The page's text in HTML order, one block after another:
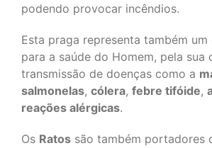
podendo provocar incêndios.
Esta praga representa também
para a saúde do Homem, pela sua
transmissão de doenças como a
salmonelas, cólera, febre tifóide,
reações alérgicas.
Os Ratos são também portadores